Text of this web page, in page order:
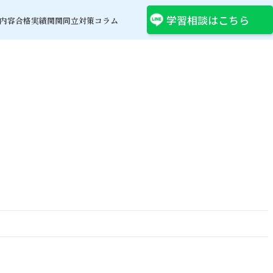
容合格実績関関同立対策コラム 学習相談はこちら